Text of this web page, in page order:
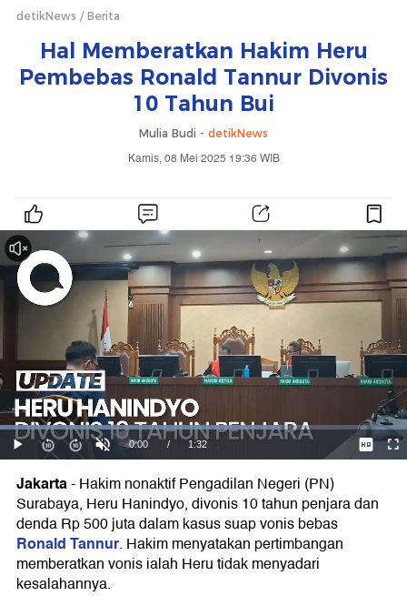
detikNews Berita
Hal Memberatkan Hakim Heru
Pembebas Ronald Tannur Divonis
10 Tahun Bui
Mulia Budi - detikNews
Kamis, 08 Mei 2025 19:36 WIB
Jakarta-Hakim nonaktif Pengadilan Negeri (PN)
Surabaya, Heru Hanindyo, divonis 10 tahun penjara dan
denda Rp 500 juta dalam kasus suap vonis bebas
Ronald Tannur. Hakim menyatakan pertimbangan
memberatkan vonis ialah Heru tidak menyadari
kesalahannya.